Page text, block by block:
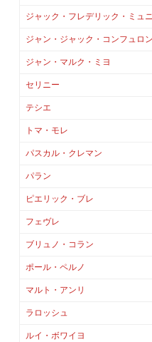
ジャック・フレデリック・ミュ
ジャン・ジャック・コンフュロン
ジャン・マルク・ミヨ
セリニー
テシエ
トマ・モレ
パスカル・クレマン
パラン
ピエリック・ブレ
フェヴレ
ブリュノ・コラン
ポール・ペルノ
マルト・アンリ
ラロッシュ
ルイ・ボワイヨ